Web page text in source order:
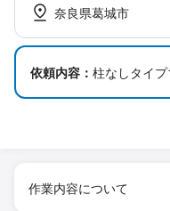
奈良県葛城市
依頼内容： 柱なしタイ
作業内容について